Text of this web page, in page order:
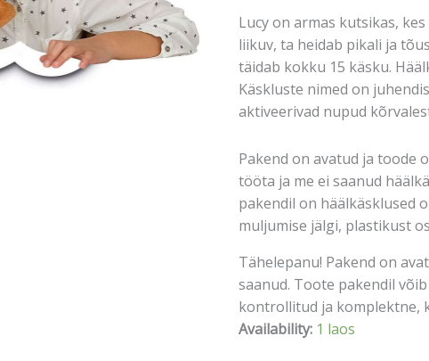
Lucy on armas kutsikas,
liikuv, ta heidab pikali ja
täidab kokku 15 käsku.
Käskluste nimed on
aktiveerivad nupud
Pakend on avatud ja toode
tööta ja me ei saanud
pakendil on häälkäsklused
muljumise jälgi, plastikust
Tähelepanu! Pakend on
saanud. Toote pakendil
kontrollitud ja komplektne,
Availability: 1 laos